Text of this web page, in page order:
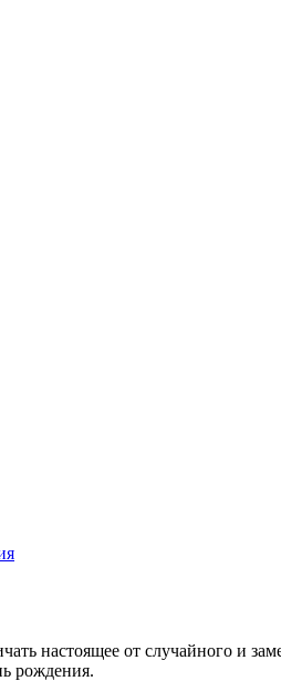
настоящее от случайного и
рождения.